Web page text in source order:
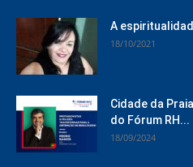
A
18/10/2021
Cidade da
do Fórum RH...
18/09/2024